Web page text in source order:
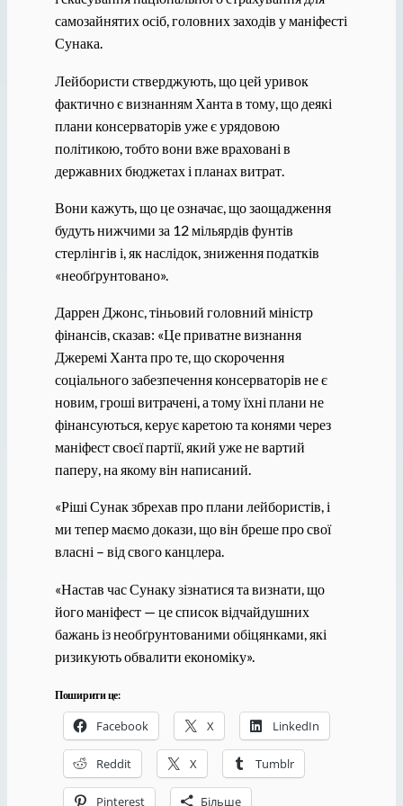
самозайнятих осіб, головних заходів у маніфесті
Сунака.
Лейбористи стверджують, що цей уривок
фактично є визнанням Ханта в тому, що деякі
плани консерваторів уже є урядовою
політикою, тобто вони вже враховані в
державних бюджетах і планах витрат.
Вони кажуть, що це означає, що заощадження
будуть нижчими за 12 мільярдів фунтів
стерлінгів і, як наслідок, зниження податків
«необґрунтовано».
Даррен Джонс, тіньовий головний міністр
фінансів, сказав: «Це приватне визнання
Джеремі Ханта про те, що скорочення
соціального забезпечення консерваторів не є
новим, гроші витрачені, а тому їхні плани не
фінансуються, керує каретою та конями через
маніфест своєї партії, який уже не вартий
паперу, на якому він написаний.
«Ріші Сунак збрехав про плани лейбористів, і
ми тепер маємо докази, що він бреше про свої
власні – від свого канцлера.
«Настав час Сунаку зізнатися та визнати, що
його маніфест — це список відчайдушних
бажань із необґрунтованими обіцянками, які
ризикують обвалити економіку».
Поширити це:
Facebook X LinkedIn
Reddit X Tumblr
Pinterest Більше